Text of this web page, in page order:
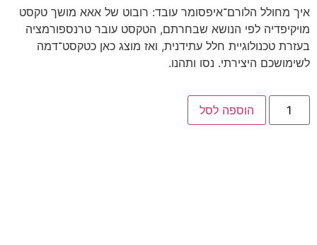
איך מחולל הלורם־איפסומר עובד: רובוט של אאא מושך טקסט
מויקיפדיה לפי הנושא שבחרתם, הטקסט עובר טרנספורמציה
בעזרת טכנולוגיית חלל עתידנית, ואז מוצג כאן כטקסט־דמה
לשימושכם היצירתי. נסו ותהנו.
הוספה לסל